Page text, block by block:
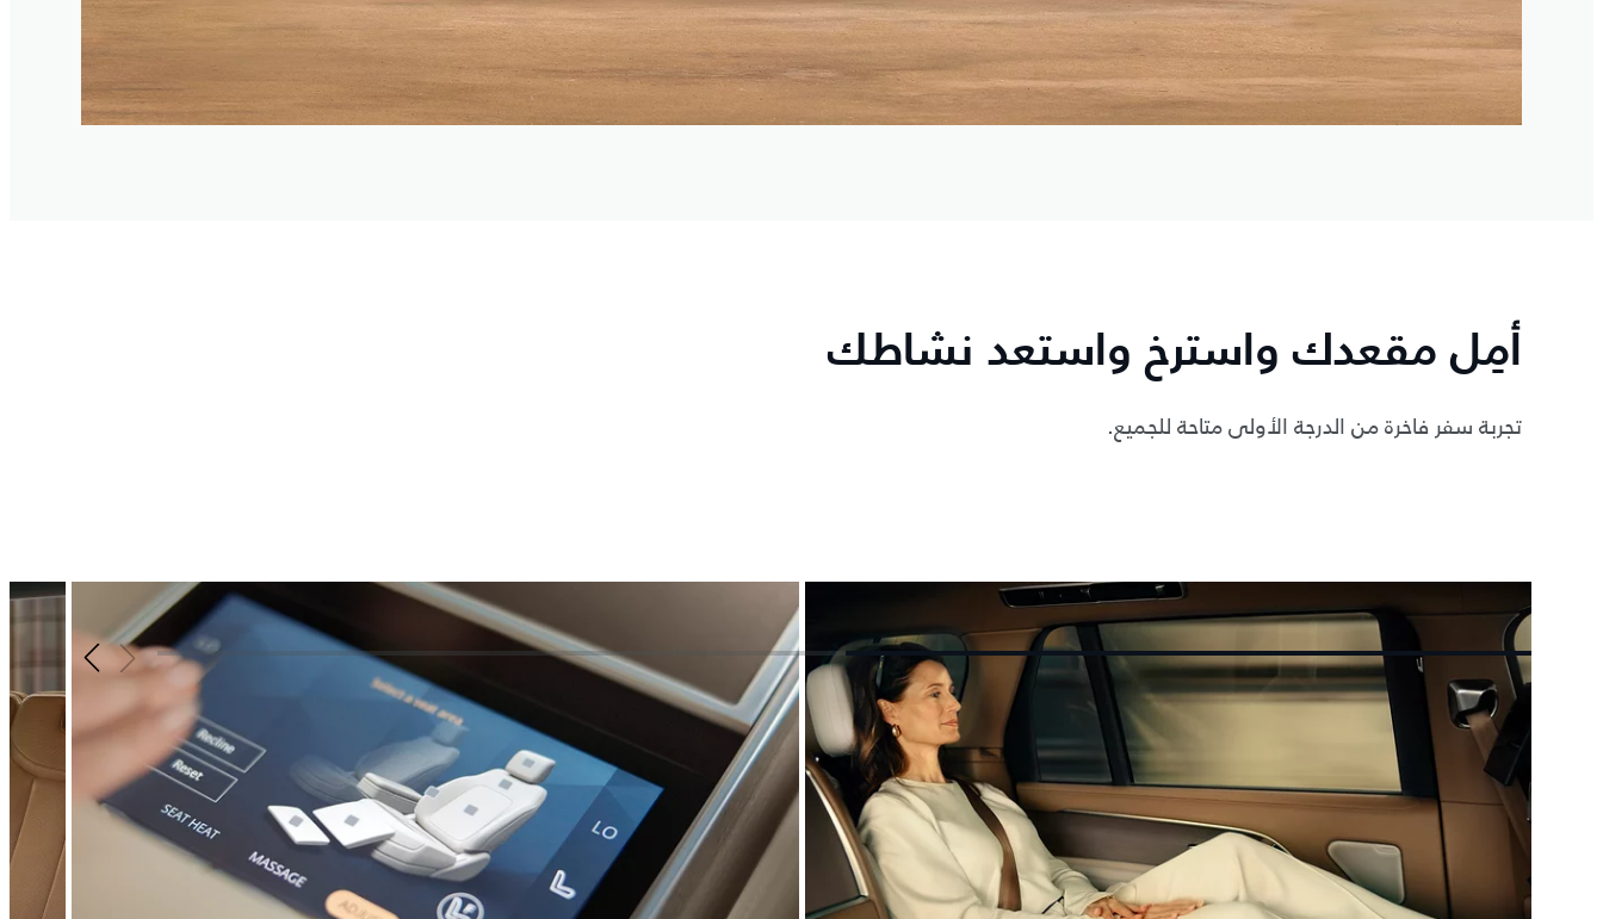
أمِل مقعدك واسترخ واستعد نشاطك
تجربة سفر فاخرة من الدرجة الأولى متاحة للجميع.